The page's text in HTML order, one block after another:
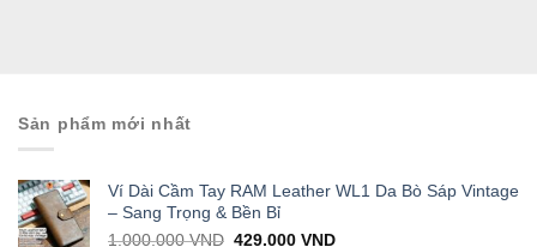
Sản phẩm mới nhất
Ví Dài Cầm Tay RAM Leather WL1 Da Bò Sáp Vintage
– Sang Trọng & Bền Bỉ
1.000.000VND Original
429.000VNDCurrent